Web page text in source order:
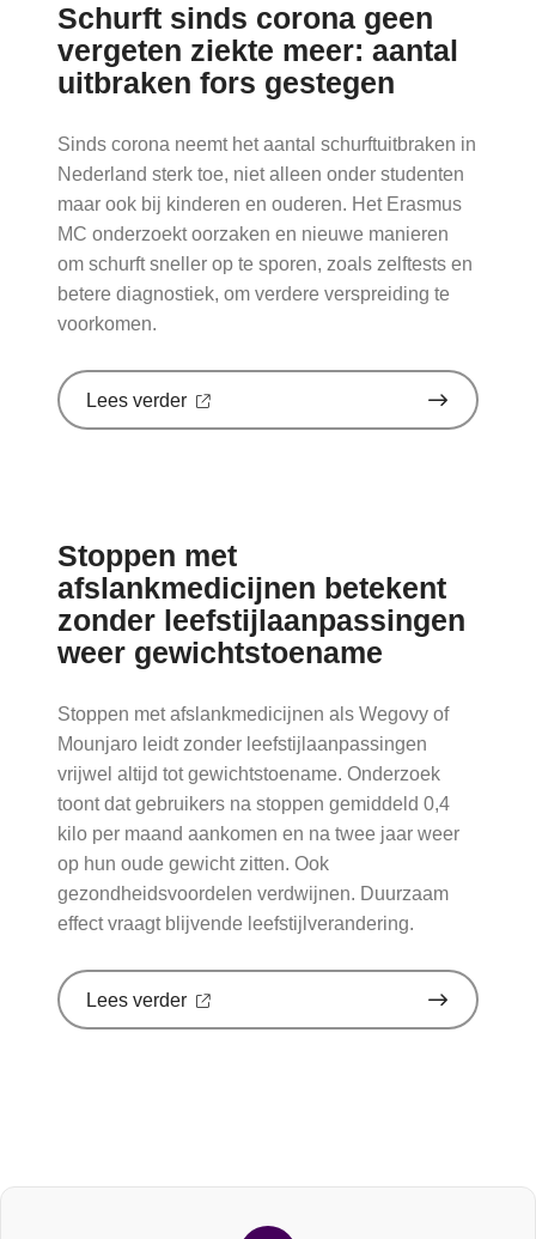
gebruik
toe'
op
Nationale
zorggids
Schurft sinds corona geen
vergeten ziekte meer: aantal
uitbraken fors gestegen
Sinds corona neemt het aantal schurftuitbraken in
Nederland sterk toe, niet alleen onder studenten
maar ook bij kinderen en ouderen. Het Erasmus
MC onderzoekt oorzaken en nieuwe manieren
om schurft sneller op te sporen, zoals zelftests en
betere diagnostiek, om verdere verspreiding te
voorkomen.
Lees verder over
meer:
aantal
uitbraken
fors
gestegen'
op
Stoppen met
afslankmedicijnen betekent
zonder leefstijlaanpassingen
weer gewichtstoename
Stoppen met afslankmedicijnen als Wegovy of
Mounjaro leidt zonder leefstijlaanpassingen
vrijwel altijd tot gewichtstoename. Onderzoek
toont dat gebruikers na stoppen gemiddeld 0,4
kilo per maand aankomen en na twee jaar weer
op hun oude gewicht zitten. Ook
gezondheidsvoordelen verdwijnen. Duurzaam
effect vraagt blijvende leefstijlverandering.
Lees verder over
op